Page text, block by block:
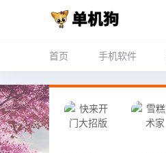
首页 手机软件